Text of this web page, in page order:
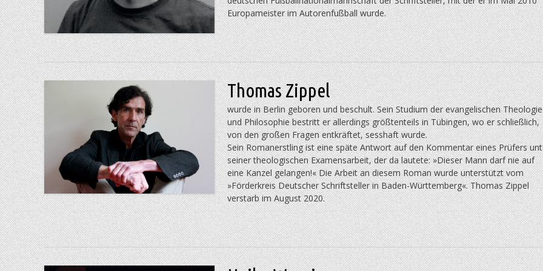
Europameister im Autorenfußball wurde.
Thomas Zippel
wurde in Berlin geboren und beschult. Sein Studium der evangelischen Theologie
und Philosophie bestritt er allerdings größtenteils in Tübingen, wo er schließlich,
von den großen Fragen entkräftet, sesshaft wurde.
Sein Romanerstling ist eine späte Antwort auf den Kommentar eines Prüfers
seiner theologischen Examensarbeit, der da lautete: »Dieser Mann darf nie auf
eine Kanzel gelangen!« Die Arbeit an diesem Roman wurde unterstützt vom
»Förderkreis Deutscher Schriftsteller in Baden-Württemberg«. Thomas Zippel
verstarb im August 2020.